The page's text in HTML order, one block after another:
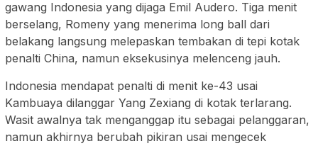
gawang Indonesia yang dijaga Emil Audero. Tiga menit
berselang, Romeny yang menerima long ball dari
belakang langsung melepaskan tembakan di tepi kotak
penalti China, namun eksekusinya melenceng jauh.
Indonesia mendapat penalti di menit ke-43 usai
Kambuaya dilanggar Yang Zexiang di kotak terlarang.
Wasit awalnya tak menganggap itu sebagai pelanggaran,
namun akhirnya berubah pikiran usai mengecek